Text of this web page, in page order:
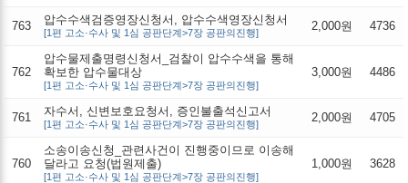
763 압수수색검증영장신청서, 압수수색영장신청서
[1편 고소·수사 및 1심 공판단계>7장 공판의진행] 2,000원 4736
762
압수물제출명령신청서_검찰이 압수수색을 통해
확보한 압수물대상
[1편 고소·수사 및 1심 공판단계>7장 공판의진행]
3,000원 4486
761 자수서, 신변보호요청서, 증인불출석신고서
[1편 고소·수사 및 1심 공판단계>7장 공판의진행] 2,000원 4705
760
소송이송신청_관련사건이 진행중이므로 이송해
달라고 요청(법원제출)
[1편 고소·수사 및 1심 공판단계>7장 공판의진행]
1,000원 3628